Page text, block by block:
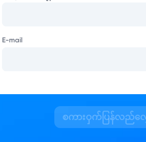
E-mail
စကားဝှက်ပြန်လည်လျှ